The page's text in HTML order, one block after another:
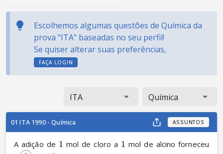
Escolhemos algumas questões de Química da
prova "ITA" baseadas no seu perfil!
Se quiser alterar suas preferências,
FAÇA LOGIN
ITA Química
01 ITA 1990 - Química ASSUNTOS
A adição de 1 mol de cloro a 1 mol de alcino forneceu